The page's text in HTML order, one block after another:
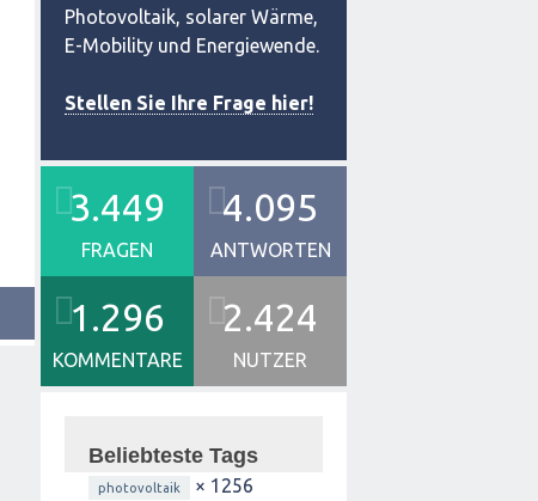
Photovoltaik, solarer Wärme,
E-Mobility und Energiewende.
Stellen Sie Ihre Frage hier!
3.449
FRAGEN
4.095
ANTWORTEN
1.296
KOMMENTARE
2.424
NUTZER
Beliebteste Tags
photovoltaik × 1256